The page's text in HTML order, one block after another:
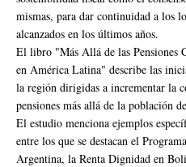
mismas, para dar continuidad a los
alcanzados en los últimos años.
El libro "Más Allá de las Pensiones
en América Latina" describe las
la región dirigidas a incrementar la
pensiones más allá de la población
El estudio menciona ejemplos
entre los que se destacan el
Argentina, la Renta Dignidad en